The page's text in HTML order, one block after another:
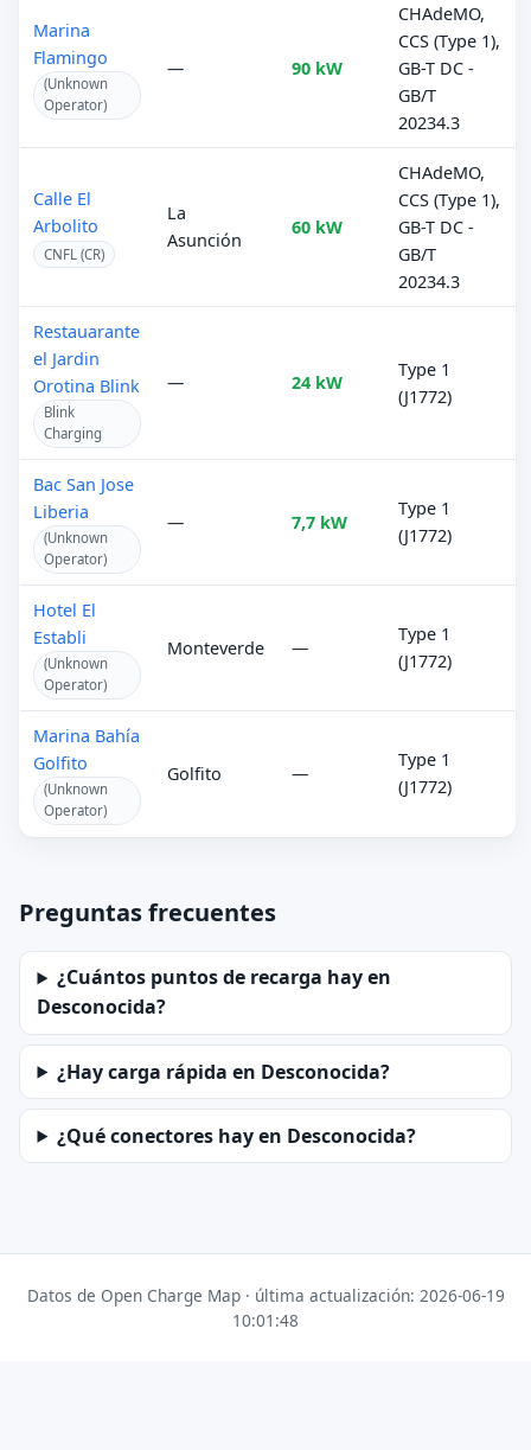
Marina
Flamingo
(Unknown
Operator)
— 90 kW
CHAdeMO,
CCS (Type 1),
GB-T DC -
GB/T
20234.3
Calle El
Arbolito
CNFL (CR)
La
Asunción
60 kW
CHAdeMO,
CCS (Type 1),
GB-T DC -
GB/T
20234.3
Restauarante
el Jardin
Orotina Blink
Blink
Charging
— 24 kW
Type 1
(J1772)
Bac San Jose
Liberia
(Unknown
Operator)
— 7,7 kW
Type 1
(J1772)
Hotel El
Establi
(Unknown
Operator)
Monteverde —
Type 1
(J1772)
Marina Bahía
Golfito
(Unknown
Operator)
Golfito —
Type 1
(J1772)
Preguntas frecuentes
¿Cuántos puntos de recarga hay en
Desconocida?
¿Hay carga rápida en Desconocida?
¿Qué conectores hay en Desconocida?
Datos de Open Charge Map · última actualización: 2026-06-19
10:01:48